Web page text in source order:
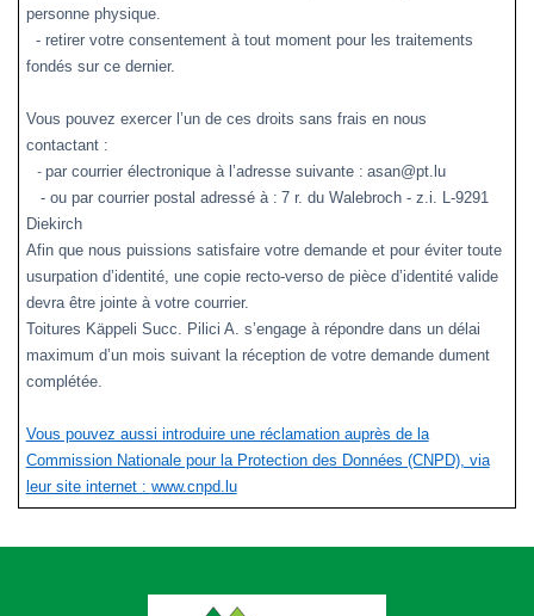
personne physique.
- retirer votre consentement à tout moment pour les traitements
fondés sur ce dernier.
Vous pouvez exercer l’un de ces droits sans frais en nous
contactant :
- par courrier électronique à l’adresse suivante : asan@pt.lu
- ou par courrier postal adressé à : 7 r. du Walebroch - z.i. L-9291
Diekirch
Afin que nous puissions satisfaire votre demande et pour éviter toute
usurpation d’identité, une copie recto-verso de pièce d’identité valide
devra être jointe à votre courrier.
Toitures Käppeli Succ. Pilici A. s’engage à répondre dans un délai
maximum d’un mois suivant la réception de votre demande dument
complétée.
Vous pouvez aussi introduire une réclamation auprès de la
Commission Nationale pour la Protection des Données (CNPD), via
leur site internet : www.cnpd.lu